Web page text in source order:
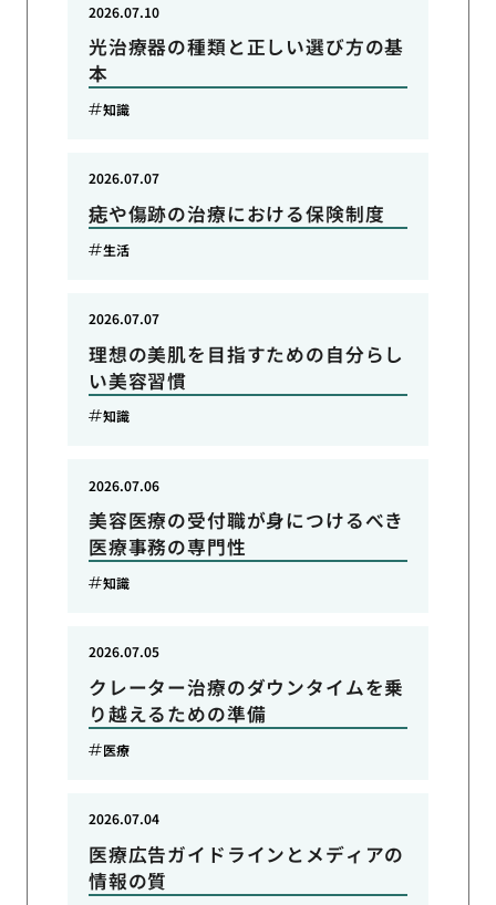
光治療器の種類と正しい選び方の基
本
2026.07.10
知識
痣や傷跡の治療における保険制度
2026.07.07
生活
理想の美肌を目指すための自分らし
い美容習慣
2026.07.07
知識
美容医療の受付職が身につけるべき
医療事務の専門性
2026.07.06
知識
クレーター治療のダウンタイムを乗
り越えるための準備
2026.07.05
医療
医療広告ガイドラインとメディアの
情報の質
2026.07.04